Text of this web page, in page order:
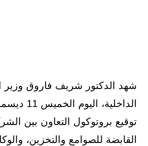
شهد الدكتور شريف فاروق وزير
الداخلية،
توقيع بروتوكول التعاون بين
القابضة للصوامع والتخزين،